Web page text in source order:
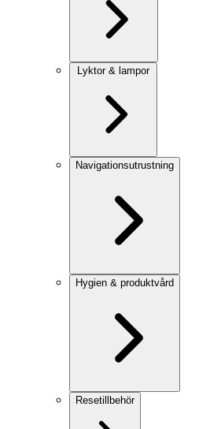
Lyktor & lampor
Navigationsutrustning
Hygien & produktvård
Resetillbehör